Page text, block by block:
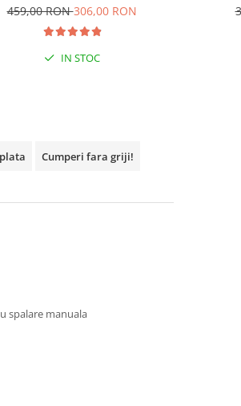
459,00 RON306,00 RON
IN STOC
Cumperi fara griji!
spalare manuala